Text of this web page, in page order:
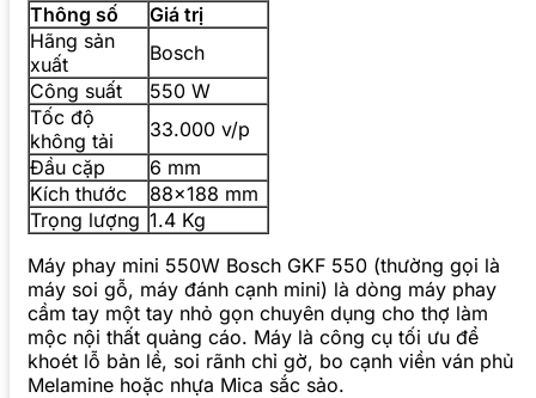
Thông số
Giá trị
Hãng sản
xuất
Bosch
Công suất
550 W
Tốc độ
không tải
33.000 v/p
Đầu cặp
6 mm
Kích thước
88×188 mm
Trọng lượng 1.4 Kg
Máy phay mini 550W Bosch GKF 550 (thường gọi là
máy soi gỗ, máy đánh cạnh mini) là dòng máy phay
cầm tay một tay nhỏ gọn chuyên dụng cho thợ làm
mộc nội thất quảng cáo. Máy là công cụ tối ưu để
khoét lỗ bản lề, soi rãnh chỉ gờ, bo cạnh viền ván phủ
Melamine hoặc nhựa Mica sắc sảo.